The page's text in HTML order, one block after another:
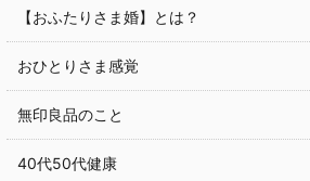
【おふたりさま婚】とは？
おひとりさま感覚
無印良品のこと
40代50代健康